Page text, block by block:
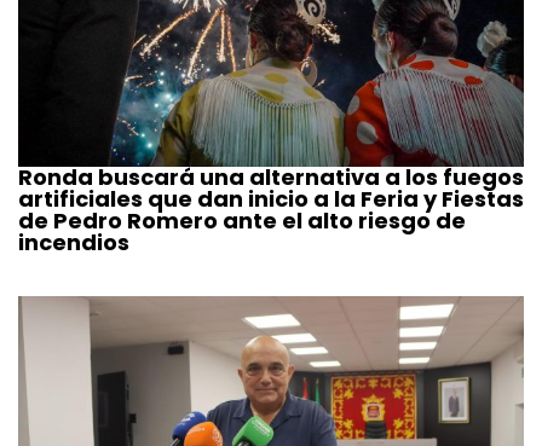
Ronda buscará una alternativa a los fuegos
artificiales que dan inicio a la Feria y Fiestas
de Pedro Romero ante el alto riesgo de
incendios